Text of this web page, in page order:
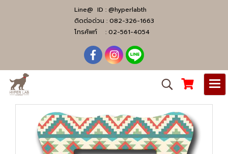
Line@ ID : @hyperlabth
ติดต่อด่วน : 082-326-1663
โทรศัพท์ : 02-561-4054